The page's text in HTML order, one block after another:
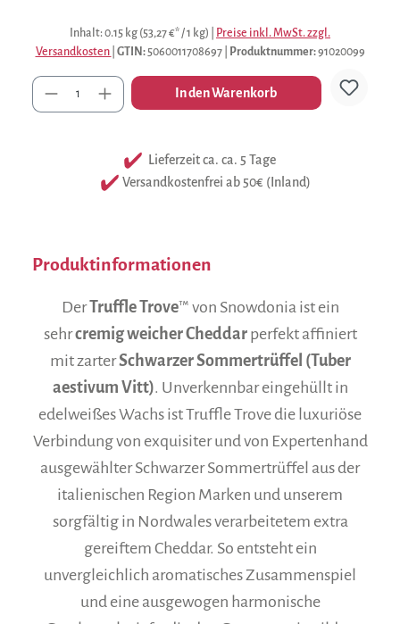
Inhalt: 0.15 kg (53,27 €* / 1 kg)
Preise inkl. MwSt. zzgl.
Versandkosten GTIN: 5060011708697 Produktnummer:91020099
Anzahl In den Warenkorb
Lieferzeit ca. ca. 5 Tage
Versandkostenfrei ab 50€ (Inland)
Produktinformationen
DerTruffle Trove™ von Snowdonia ist ein
sehrcremig weicher Cheddarperfekt affiniert
mit zarterSchwarzer Sommertrüffel (Tuber
aestivum Vitt). Unverkennbar eingehüllt in
edelweißes Wachs ist Truffle Trove die luxuriöse
Verbindung von exquisiter und von Expertenhand
ausgewählter Schwarzer Sommertrüffel aus der
italienischen Region Marken und unserem
sorgfältig in Nordwales verarbeitetem extra
gereiftem Cheddar. So entsteht ein
unvergleichlich aromatisches Zusammenspiel
und eine ausgewogen harmonische